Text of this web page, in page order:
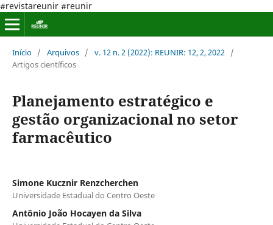
#revistareunir #reunir
Início / Arquivos / v. 12 n. 2 (2022): REUNIR: 12, 2, 2022 /
Artigos científicos
Planejamento estratégico e
gestão organizacional no setor
farmacêutico
Simone Kucznir Renzcherchen
Universidade Estadual do Centro Oeste
Antônio João Hocayen da Silva